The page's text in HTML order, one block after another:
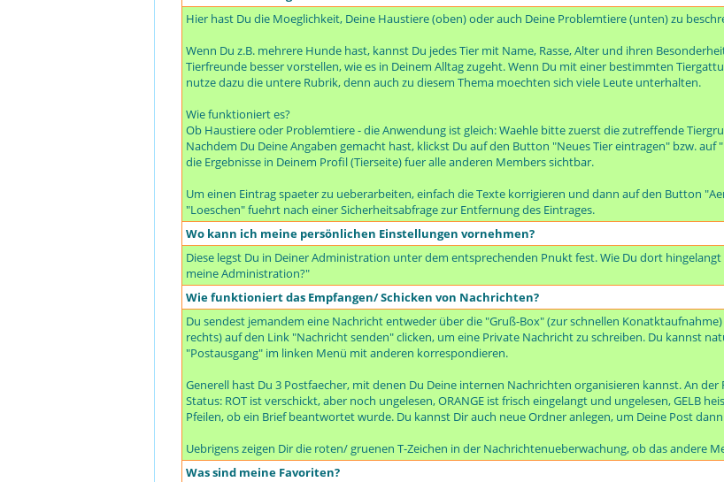
Hier hast Du die Moeglichkeit, Deine Haustiere (oben) oder auch Deine Problemtiere (unten) zu
Wenn Du z.B. mehrere Hunde hast, kannst Du jedes Tier mit Name, Rasse, Alter und ihren
Tierfreunde besser vorstellen, wie es in Deinem Alltag zugeht. Wenn Du mit einer bestimmten
nutze dazu die untere Rubrik, denn auch zu diesem Thema moechten sich viele Leute unterhalten.
Wie funktioniert es?
Ob Haustiere oder Problemtiere - die Anwendung ist gleich: Waehle bitte zuerst die zutreffende
Nachdem Du Deine Angaben gemacht hast, klickst Du auf den Button "Neues Tier eintragen" bzw.
die Ergebnisse in Deinem Profil (Tierseite) fuer alle anderen Members sichtbar.
Um einen Eintrag spaeter zu ueberarbeiten, einfach die Texte korrigieren und dann auf den Button
"Loeschen" fuehrt nach einer Sicherheitsabfrage zur Entfernung des Eintrages.
Wo kann ich meine persönlichen Einstellungen vornehmen?
Diese legst Du in Deiner Administration unter dem entsprechenden Pnukt fest. Wie Du dort
meine Administration?"
Wie funktioniert das Empfangen/ Schicken von Nachrichten?
Du sendest jemandem eine Nachricht entweder über die "Gruß-Box" (zur schnellen
rechts) auf den Link "Nachricht senden" clicken, um eine Private Nachricht zu schreiben. Du kannst
"Postausgang" im linken Menü mit anderen korrespondieren.
Generell hast Du 3 Postfaecher, mit denen Du Deine internen Nachrichten organisieren kannst. An
Status: ROT ist verschickt, aber noch ungelesen, ORANGE ist frisch eingelangt und ungelesen, GELB
Pfeilen, ob ein Brief beantwortet wurde. Du kannst Dir auch neue Ordner anlegen, um Deine Post
Uebrigens zeigen Dir die roten/ gruenen T-Zeichen in der Nachrichtenueberwachung, ob das andere
Was sind meine Favoriten?